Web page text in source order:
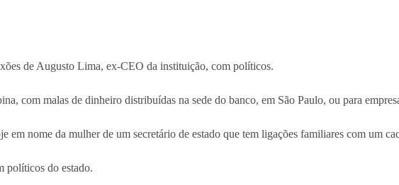
de Augusto Lima, ex-CEO da instituição, com políticos.
com malas de dinheiro distribuídas na sede do banco, em São Paulo, ou para
em nome da mulher de um secretário de estado que tem ligações familiares com um
políticos do estado.